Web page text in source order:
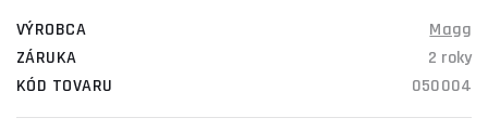
VÝROBCA
Magg
ZÁRUKA
2 roky
KÓD TOVARU
050004